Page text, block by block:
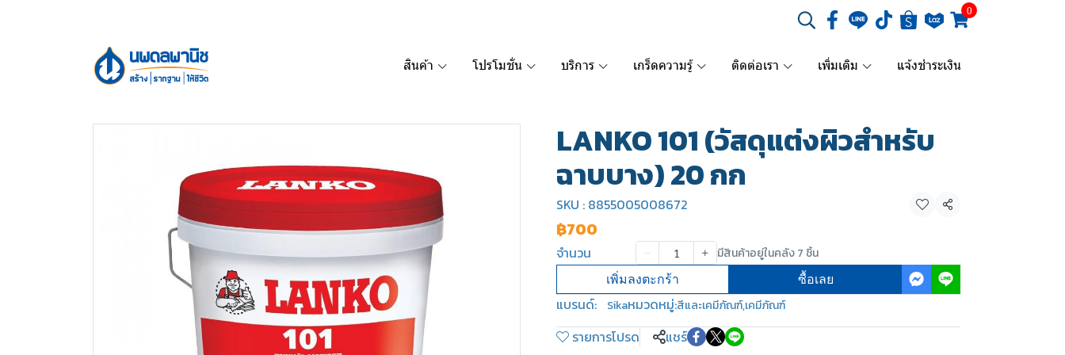
0
สินค้า โปรโมชั่น บริการ เกร็ดความรู้ ติดต่อเรา เพิ่มเติม แจ้งชำระเงิน
LANKO 101 (วัสดุแต่งผิวสำหรับ
ฉาบบาง) 20 กก
SKU : 8855005008672 แชร์
฿700
จำนวน มีสินค้าอยู่ในคลัง 7 ชิ้น
เพิ่มลงตะกร้า ซื้อเลย
แบรนด์: Sikaหมวดหมู่:สีและเคมีภัณฑ์,เคมีภัณฑ์
รายการโปรด แชร์